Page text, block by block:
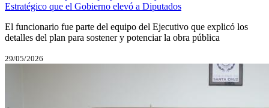
Estratégico que el Gobierno elevó a Diputados
El funcionario fue parte del equipo del Ejecutivo que explicó los
detalles del plan para sostener y potenciar la obra pública
29/05/2026